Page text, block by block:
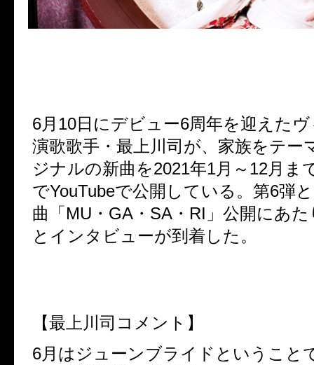
6月 10日にデビュー6周年を迎えた
演歌歌手・最上川司が、家族をテー
ジナルの新曲を2021年1月～ 12月ま
でYouTubeで公開している。第6弾
曲「 MU ・ GA ・ SA ・ RI 」公開にあ
とインタビューが到着した。
【最上川司コメント】
6月はジューンブライドということ